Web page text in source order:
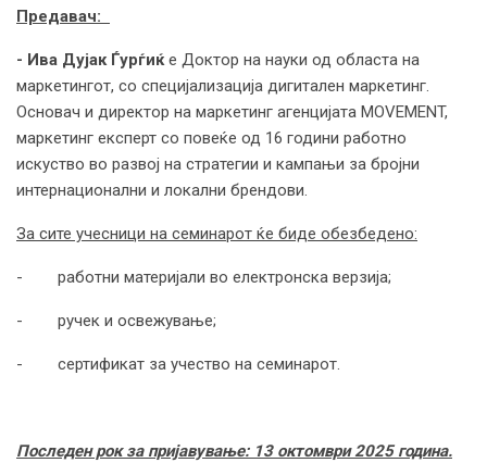
Предавач:
- Ива Дујак Ѓурѓиќe Доктор на науки од областа на
маркетингот, со специјализација дигитален маркетинг.
Основач и директор на маркетинг агенцијата MOVEMENT,
маркетинг експерт со повеќе од 16 години работно
искуство во развој на стратегии и кампањи за бројни
интернационални и локални брендови.
За сите учесници на семинарот ќе биде обезбедено:
- работни материјали во електронска верзија;
- ручeк и освежување;
- сертификат за учество на семинарот.
Последен рок за пријавување: 13октомври 2025 година.